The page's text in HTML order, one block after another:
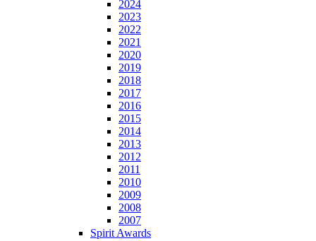
2024
2023
2022
2021
2020
2019
2018
2017
2016
2015
2014
2013
2012
2011
2010
2009
2008
2007
Spirit Awards